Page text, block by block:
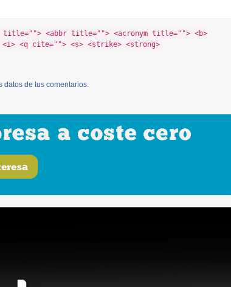
title=""> <abbr title=""> <acronym title=""> <b>
<i> <q cite=""> <s> <strike> <strong>
datos de tus comentarios.